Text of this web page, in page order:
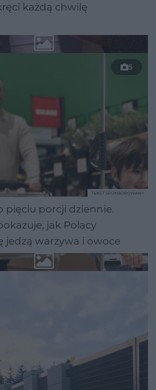
każdą chwilę
5
pięciu porcji dziennie.
jak Polacy
jedzą warzywa i owoce
TEKST SPONSOROWANY